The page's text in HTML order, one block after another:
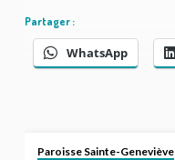
Partager :
WhatsApp
Paroisse Sainte-Geneviève